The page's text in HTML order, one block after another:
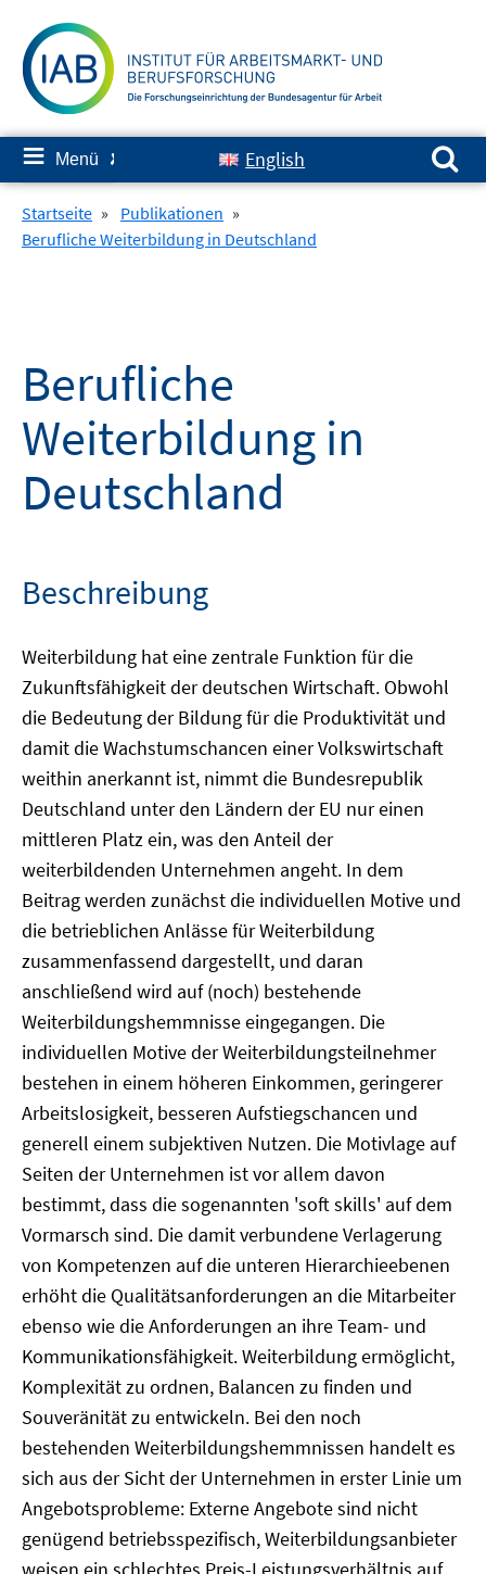
zum
Inhalt
≡ Menü ✘ English
Suchen nach:
Startseite » Publikationen »
Berufliche Weiterbildung in Deutschland
Berufliche
Weiterbildung in
Deutschland
Beschreibung
Weiterbildung hat eine zentrale Funktion für die
Zukunftsfähigkeit der deutschen Wirtschaft. Obwohl
die Bedeutung der Bildung für die Produktivität und
damit die Wachstumschancen einer Volkswirtschaft
weithin anerkannt ist, nimmt die Bundesrepublik
Deutschland unter den Ländern der EU nur einen
mittleren Platz ein, was den Anteil der
weiterbildenden Unternehmen angeht. In dem
Beitrag werden zunächst die individuellen Motive und
die betrieblichen Anlässe für Weiterbildung
zusammenfassend dargestellt, und daran
anschließend wird auf (noch) bestehende
Weiterbildungshemmnisse eingegangen. Die
individuellen Motive der Weiterbildungsteilnehmer
bestehen in einem höheren Einkommen, geringerer
Arbeitslosigkeit, besseren Aufstiegschancen und
generell einem subjektiven Nutzen. Die Motivlage auf
Seiten der Unternehmen ist vor allem davon
bestimmt, dass die sogenannten 'soft skills' auf dem
Vormarsch sind. Die damit verbundene Verlagerung
von Kompetenzen auf die unteren Hierarchieebenen
erhöht die Qualitätsanforderungen an die Mitarbeiter
ebenso wie die Anforderungen an ihre Team- und
Kommunikationsfähigkeit. Weiterbildung ermöglicht,
Komplexität zu ordnen, Balancen zu finden und
Souveränität zu entwickeln. Bei den noch
bestehenden Weiterbildungshemmnissen handelt es
sich aus der Sicht der Unternehmen in erster Linie um
Angebotsprobleme: Externe Angebote sind nicht
genügend betriebsspezifisch, Weiterbildungsanbieter